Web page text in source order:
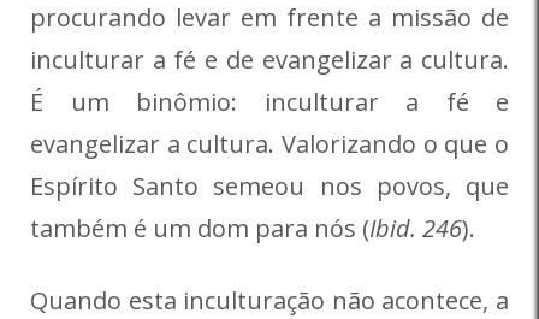
procurando levar em frente a missão de
inculturar a fé e de evangelizar a cultura.
É um binômio: inculturar a fé e
evangelizar a cultura. Valorizando o que o
Espírito Santo semeou nos povos, que
também é um dom para nós (Ibid. 246).
Quando esta inculturação não acontece, a